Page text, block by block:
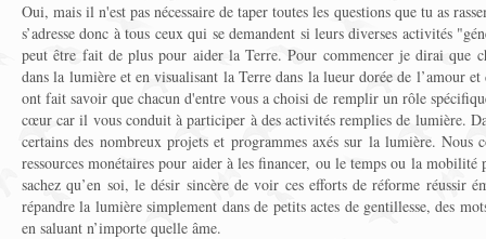
Oui, mais il n'est pas nécessaire de taper toutes les questions que tu as
s’adresse donc à tous ceux qui se demandent si leurs diverses activités
peut être fait de plus pour aider la Terre. Pour commencer je dirai que
dans la lumière et en visualisant la Terre dans la lueur dorée de l’amour
ont fait savoir que chacun d'entre vous a choisi de remplir un rôle
cœur car il vous conduit à participer à des activités remplies de lumière.
certains des nombreux projets et programmes axés sur la lumière. Nous
ressources monétaires pour aider à les financer, ou le temps ou la
sachez qu’en soi, le désir sincère de voir ces efforts de réforme réussir
répandre la lumière simplement dans de petits actes de gentillesse, des
en saluant n’importe quelle âme.